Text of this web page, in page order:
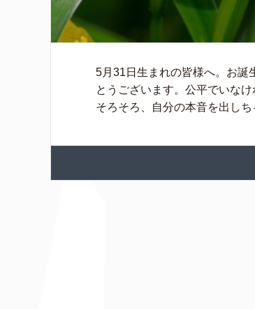
5月31日生まれの皆様へ。お誕
とうございます。公平でいな
そろそろ、自分の本音を出し